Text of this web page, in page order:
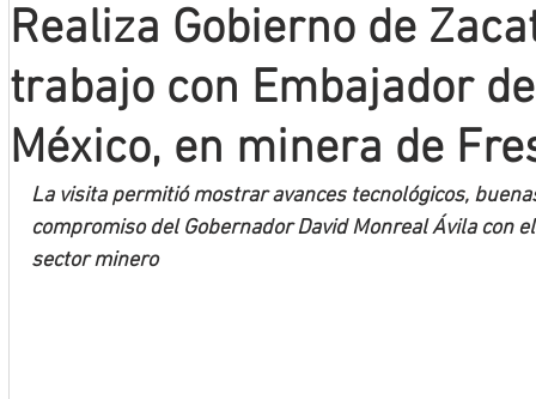
Mineros LNBP
Realiza Gobierno de
trabajo con Embajador
México, en minera de
La visita permitió mostrar avances tecnológicos,
compromiso del Gobernador David Monreal Ávila con
sector minero